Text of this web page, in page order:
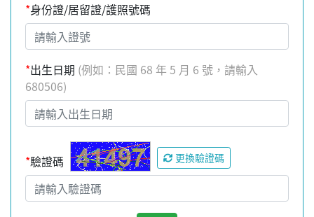
*身份證/居留證/護照號碼
*出生日期 (例如：民國 68 年 5 月 6 號，請輸入
680506)
*驗證碼 更換驗證碼